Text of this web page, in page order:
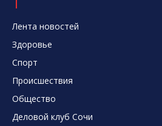
Лента новостей
Здоровье
Спорт
Происшествия
Общество
Деловой клуб Сочи